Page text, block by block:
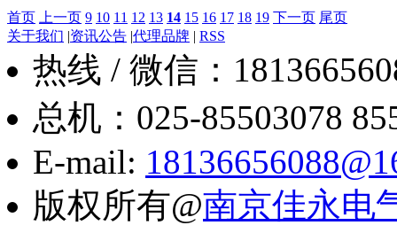
首页 上一页 9 10 11 12 13 14 15 16 17 18 19 下一页 尾页
关于我们 |资讯公告 |代理品牌 | RSS
热线 / 微信：
总机：025-85503078
E-mail:
版权所有@南京佳永电